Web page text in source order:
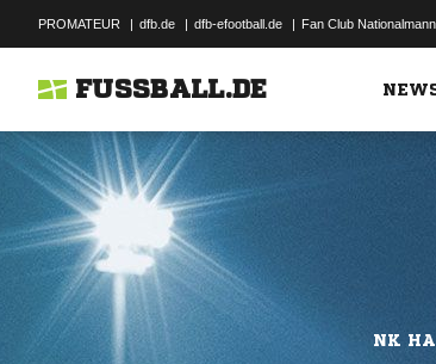
PROMATEUR | dfb.de | dfb-efootball.de | Fan Club
FUSSBALL.DE
NK